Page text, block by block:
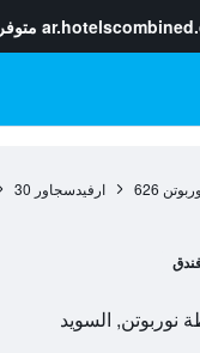
626 ارفيدسجاور 30